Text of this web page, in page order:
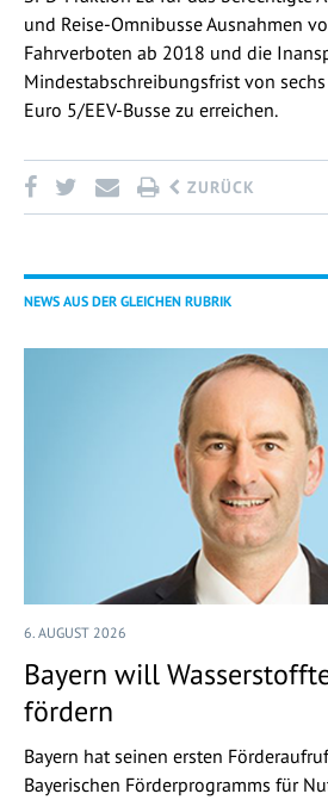
und Reise-Omnibusse Ausnahmen
Fahrverboten ab 2018 und die
Mindestabschreibungsfrist von
Euro 5/EEV-Busse zu erreichen.
ZURÜCK
NEWS AUS DER GLEICHEN RUBRIK
6. AUGUST 2026
Bayern will
fördern
Bayern hat seinen ersten
Bayerischen Förderprogramms für